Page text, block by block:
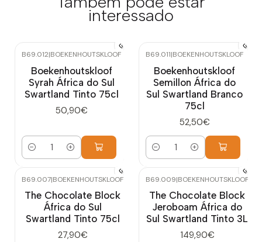
interessado
B69.012|BOEKENHOUTSKLOOF
Boekenhoutskloof
Syrah África do Sul
Swartland Tinto 75cl
50,90€
Quantidade
B69.011|BOEKENHOUTSKLOOF
Boekenhoutskloof
Semillon África do
Sul Swartland Branco
75cl
52,50€
Quantidade
B69.007|BOEKENHOUTSKLOOF
The Chocolate Block
África do Sul
Swartland Tinto 75cl
27,90€
B69.009|BOEKENHOUTSKLOOF
The Chocolate Block
Jeroboam África do
Sul Swartland Tinto 3L
149,90€